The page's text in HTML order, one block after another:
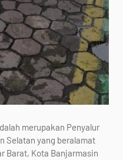
merupakan Penyalur
Selatan yang beralamat
Barat, Kota Banjarmasin